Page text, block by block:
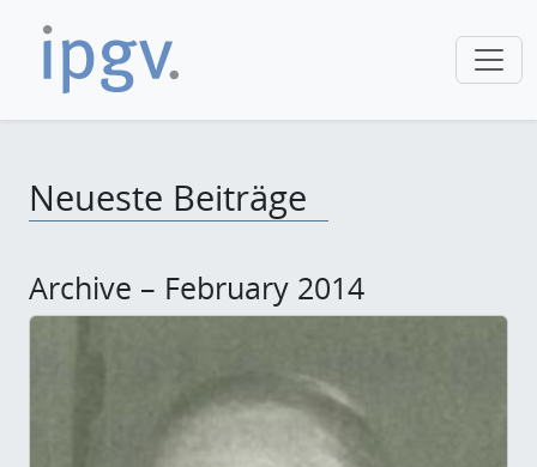
Neueste Beiträge
Archive – February 2014